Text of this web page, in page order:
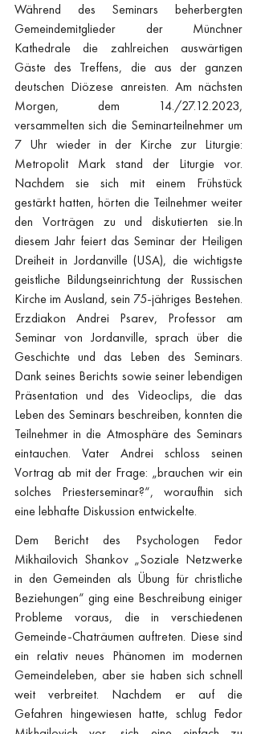
Während des Seminars beherbergten
Gemeindemitglieder der Münchner
Kathedrale die zahlreichen auswärtigen
Gäste des Treffens, die aus der ganzen
deutschen Diözese anreisten. Am nächsten
Morgen, dem 14./27.12.2023,
versammelten sich die Seminarteilnehmer um
7 Uhr wieder in der Kirche zur Liturgie:
Metropolit Mark stand der Liturgie vor.
Nachdem sie sich mit einem Frühstück
gestärkt hatten, hörten die Teilnehmer weiter
den Vorträgen zu und diskutierten sie.In
diesem Jahr feiert das Seminar der Heiligen
Dreiheit in Jordanville (USA), die wichtigste
geistliche Bildungseinrichtung der Russischen
Kirche im Ausland, sein 75-jähriges Bestehen.
Erzdiakon Andrei Psarev, Professor am
Seminar von Jordanville, sprach über die
Geschichte und das Leben des Seminars.
Dank seines Berichts sowie seiner lebendigen
Präsentation und des Videoclips, die das
Leben des Seminars beschreiben, konnten die
Teilnehmer in die Atmosphäre des Seminars
eintauchen. Vater Andrei schloss seinen
Vortrag ab mit der Frage: „brauchen wir ein
solches Priesterseminar?“, woraufhin sich
eine lebhafte Diskussion entwickelte.
Dem Bericht des Psychologen Fedor
Mikhailovich Shankov „Soziale Netzwerke
in den Gemeinden als Übung für christliche
Beziehungen“ ging eine Beschreibung einiger
Probleme voraus, die in verschiedenen
Gemeinde-Chaträumen auftreten. Diese sind
ein relativ neues Phänomen im modernen
Gemeindeleben, aber sie haben sich schnell
weit verbreitet. Nachdem er auf die
Gefahren hingewiesen hatte, schlug Fedor